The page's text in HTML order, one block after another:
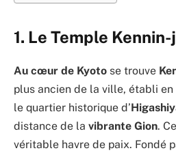
1. Le Temple Kennin-
Au cœur de Kyoto se trouve
plus ancien de la ville, établi en
le quartier historique d’
distance de la vibrante Gion.
véritable havre de paix. Fondé